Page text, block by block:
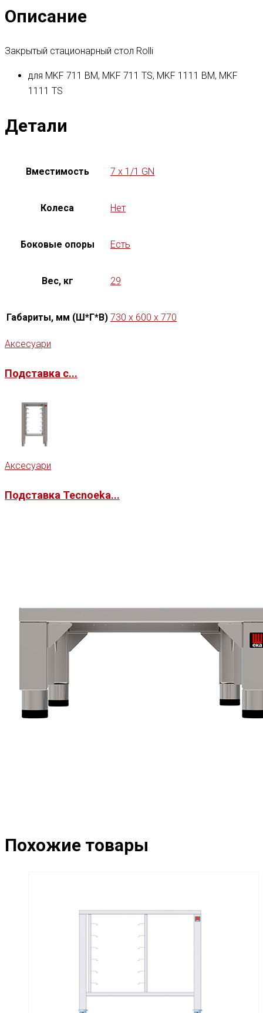
Описание
Закрытый стационарный стол Rolli
для MKF 711 BM, MKF 711 TS, MKF 1111 BM, MKF
1111 TS
Детали
Вместимость 7 x 1/1 GN
Колеса Нет
Боковые опоры Есть
Вес, кг 29
Габариты, мм (Ш*Г*В) 730 x 600 x 770
Аксесуари
Подставка с...
Аксесуари
Подставка Tecnoeka...
Похожие товары